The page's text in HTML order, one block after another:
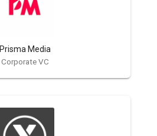
Prisma Media
Corporate VC